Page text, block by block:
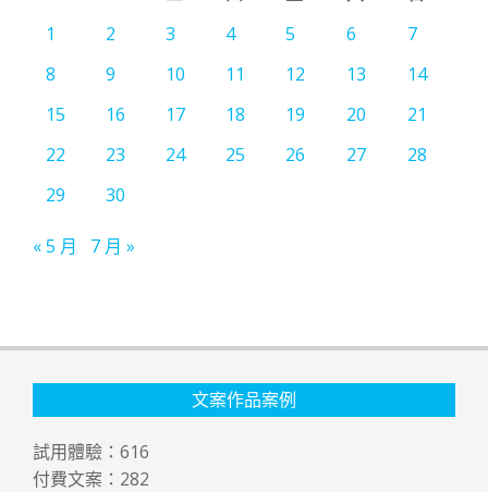
1
2 3 4 5 6
7
8
9 10 11 12 13
14
15
16 17 18 19 20
21
22
23 24 25 26 27
28
29
30
« 5 月 7 月 »
文案作品案例
試用體驗： 616
付費文案： 282